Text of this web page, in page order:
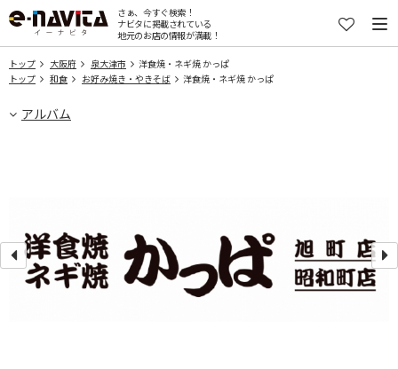
さぁ、今すぐ検索！
ナビタに掲載されている
地元のお店の情報が満載！
トップ 大阪府 泉大津市
洋食焼・ネギ焼 かっぱ
トップ
和食 お好み焼き・やきそば 洋食焼・ネギ焼 かっぱ
アルバム